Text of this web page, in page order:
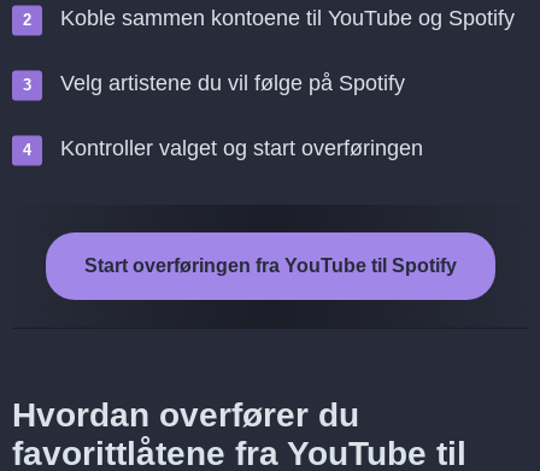
Koble sammen kontoene til YouTube og Spotify
Velg artistene du vil følge på Spotify
Kontroller valget og start overføringen
Start overføringen fra YouTube til Spotify
Hvordan overfører du
favorittlåtene fra YouTube til